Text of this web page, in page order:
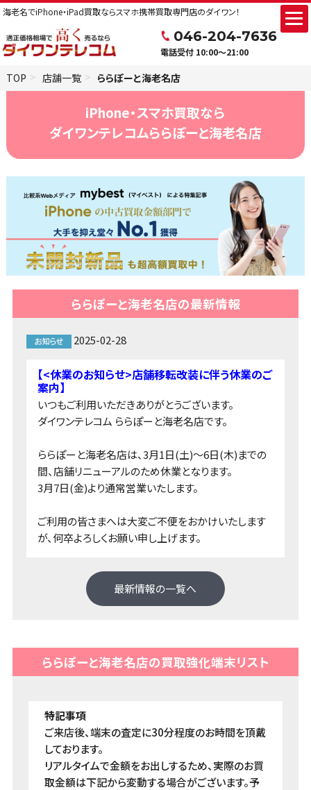
海老名でiPhone・iPad買取ならスマホ携帯買取専門店のダイワン！
046-204-7636
電話受付 10:00～21:00
TOP 店舗一覧 ららぽーと海老名店
iPhone・スマホ買取なら
ダイワンテレコムららぽーと海老名店
ららぽーと海老名店の最新情報
2025-02-28
【<休業のお知らせ>店舗移転改装に伴う休業のご
案内】
いつもご利用いただきありがとうございます。
ダイワンテレコム ららぽーと海老名店です。
ららぽーと海老名店は、3月1日(土)～6日(木)までの
間、店舗リニューアルのため休業となります。
3月7日(金)より通常営業いたします。
ご利用の皆さまへは大変ご不便をおかけいたします
が、何卒よろしくお願い申し上げます。
最新情報の一覧へ
ららぽーと海老名店の買取強化端末リスト
ご来店後、端末の査定に30分程度のお時間を頂戴
しております。
リアルタイムで金額をお出しするため、実際のお買
取金額は下記から変動する場合がございます。予